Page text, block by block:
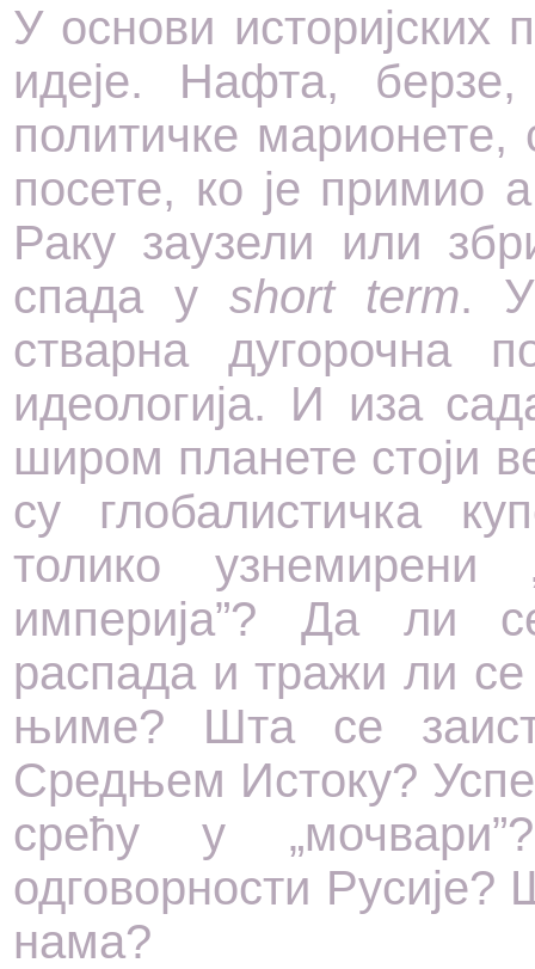
У основи историјских
идеје. Нафта,
политичке марионете,
посете, ко је примио
Раку заузели или
спада уshort term. У
стварна дугорочна
идеологија. И иза
широм планете стоји
су глобалистичка
толико
империја”? Да ли
распада и тражи ли
њиме? Шта се
Средњем Истоку?
срећу у
одговорности
нама?